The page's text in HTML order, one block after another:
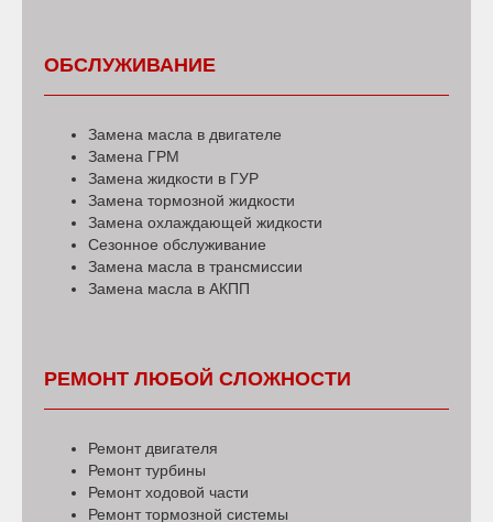
ОБСЛУЖИВАНИЕ
Замена масла в двигателе
Замена ГРМ
Замена жидкости в ГУР
Замена тормозной жидкости
Замена охлаждающей жидкости
Сезонное обслуживание
Замена масла в трансмиссии
Замена масла в АКПП
РЕМОНТ ЛЮБОЙ СЛОЖНОСТИ
Ремонт двигателя
Ремонт турбины
Ремонт ходовой части
Ремонт тормозной системы